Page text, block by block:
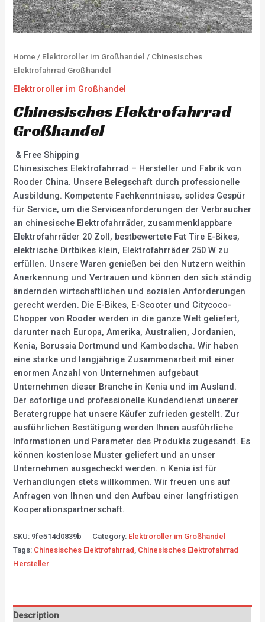
Home / Elektroroller im Großhandel / Chinesisches
Elektrofahrrad Großhandel
Elektroroller im Großhandel
Chinesisches Elektrofahrrad
Großhandel
& Free Shipping
Chinesisches Elektrofahrrad – Hersteller und Fabrik von
Rooder China. Unsere Belegschaft durch professionelle
Ausbildung. Kompetente Fachkenntnisse, solides Gespür
für Service, um die Serviceanforderungen der Verbraucher
an chinesische Elektrofahrräder, zusammenklappbare
Elektrofahrräder 20 Zoll, bestbewertete Fat Tire E-Bikes,
elektrische Dirtbikes klein, Elektrofahrräder 250 W zu
erfüllen. Unsere Waren genießen bei den Nutzern weithin
Anerkennung und Vertrauen und können den sich ständig
ändernden wirtschaftlichen und sozialen Anforderungen
gerecht werden. Die E-Bikes, E-Scooter und Citycoco-
Chopper von Rooder werden in die ganze Welt geliefert,
darunter nach Europa, Amerika, Australien, Jordanien,
Kenia, Borussia Dortmund und Kambodscha. Wir haben
eine starke und langjährige Zusammenarbeit mit einer
enormen Anzahl von Unternehmen aufgebaut
Unternehmen dieser Branche in Kenia und im Ausland.
Der sofortige und professionelle Kundendienst unserer
Beratergruppe hat unsere Käufer zufrieden gestellt. Zur
ausführlichen Bestätigung werden Ihnen ausführliche
Informationen und Parameter des Produkts zugesandt. Es
können kostenlose Muster geliefert und an unser
Unternehmen ausgecheckt werden. n Kenia ist für
Verhandlungen stets willkommen. Wir freuen uns auf
Anfragen von Ihnen und den Aufbau einer langfristigen
Kooperationspartnerschaft.
SKU: 9fe514d0839b Category: Elektroroller im Großhandel
Tags: Chinesisches Elektrofahrrad Chinesisches Elektrofahrrad
Hersteller
Description